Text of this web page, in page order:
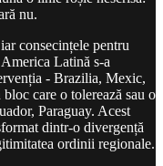
nu.
consecințele pentru
Latină s-a
- Brazilia, Mexic,
care o tolerează sau o
Paraguay. Acest
dintr-o divergență
ordinii regionale.